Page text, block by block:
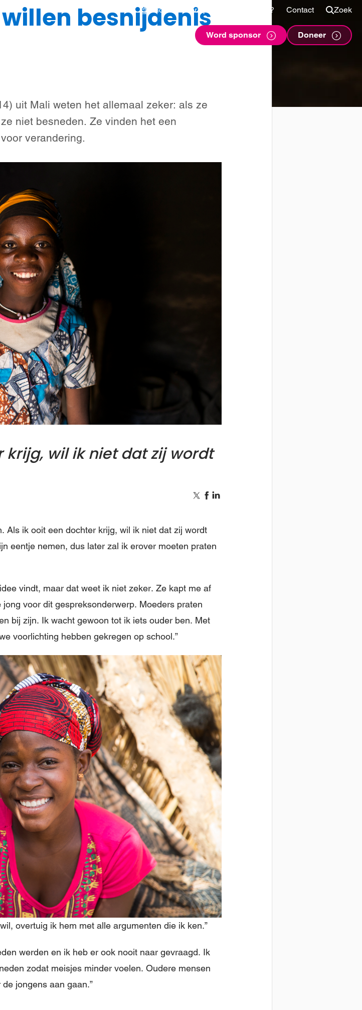
Shop Voor sponsors Vragen? Contact Zoek
Word sponsor Doneer
besnijdenis
uit Mali weten het allemaal zeker: als ze
niet besneden. Ze vinden het een
verandering.
wil ik niet dat zij wordt
Als ik ooit een dochter krijg, wil ik niet dat zij wordt
eentje nemen, dus later zal ik erover moeten praten
vindt, maar dat weet ik niet zeker. Ze kapt me af
voor dit gespreksonderwerp. Moeders praten
bij zijn. Ik wacht gewoon tot ik iets ouder ben. Met
voorlichting hebben gekregen op school.”
overtuig ik hem met alle argumenten die ik ken.”
werden en ik heb er ook nooit naar gevraagd. Ik
zodat meisjes minder voelen. Oudere mensen
jongens aan gaan.”